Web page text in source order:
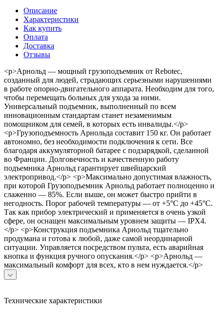
Описание
Характеристики
Как купить
Оплата
Доставка
Отзывы
<p>Арнольд — мощный грузоподъемник от Rebotec,
созданный для людей, страдающих серьезными нарушениями
в работе опорно-двигательного аппарата. Необходим для того,
чтобы перемещать больных для ухода за ними.
Универсальный подъемник, выполненный по всем
инновационным стандартам станет незаменимым
помощником для семей, в которых есть инвалиды.</p>
<p>Грузоподъемность Арнольда составит 150 кг. Он работает
автономно, без необходимости подключения к сети. Все
благодаря аккумуляторной батарее с подзарядкой, сделанной
во Франции. Долговечность и качественную работу
подъемника Арнольд гарантирует швейцарский
электропривод.</p> <p>Максимально допустимая влажность,
при которой Грузоподъемник Арнольд работает полноценно и
слаженно — 85%. Если выше, он может быстро прийти в
негодность. Порог рабочей температуры — от +5°C до +45°C.
Так как прибор электрический и применяется в очень узкой
сфере, он оснащен максимальным уровнем защиты — IPX4.
</p> <p>Конструкция подъемника Арнольд тщательно
продумана и готова к любой, даже самой неординарной
ситуации. Управляется посредством пульта, есть аварийная
кнопка и функция ручного опускания.</p> <p>Арнольд —
максимальный комфорт для всех, кто в нем нуждается.</p>
Технические характеристики